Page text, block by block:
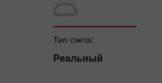
Тип счета:
Реальный